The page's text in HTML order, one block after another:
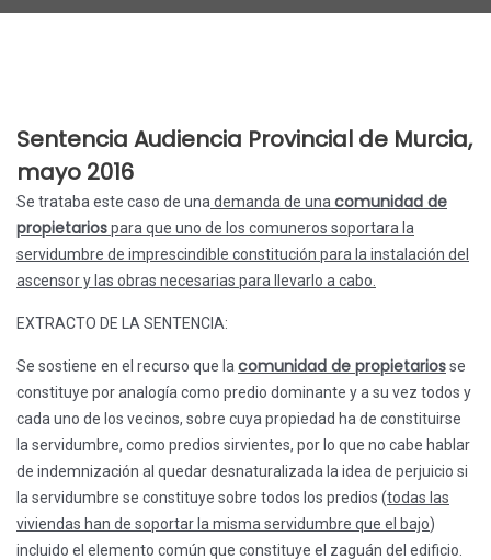
Sentencia Audiencia Provincial de Murcia,
mayo 2016
Se trataba este caso de una demanda de una comunidad de
propietariospara que uno de los comuneros soportara la
servidumbre de imprescindible constitución para la instalación del
ascensor y las obras necesarias para llevarlo a cabo.
EXTRACTO DE LA SENTENCIA:
Se sostiene en el recurso que la comunidad de propietariosse
constituye por analogía como predio dominante y a su vez todos y
cada uno de los vecinos, sobre cuya propiedad ha de constituirse
la servidumbre, como predios sirvientes, por lo que no cabe hablar
de indemnización al quedar desnaturalizada la idea de perjuicio si
la servidumbre se constituye sobre todos los predios (todas las
viviendas han de soportar la misma servidumbre que el bajo)
incluido el elemento común que constituye el zaguán del edificio.